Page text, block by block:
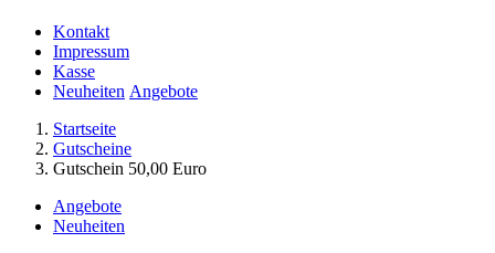
Kontakt
Impressum
Kasse
Neuheiten Angebote
Startseite
Gutscheine
Gutschein 50,00 Euro
Angebote
Neuheiten